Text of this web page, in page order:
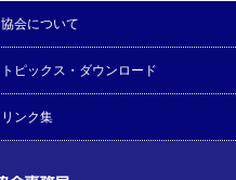
協会について
トピックス・ダウンロード
リンク集